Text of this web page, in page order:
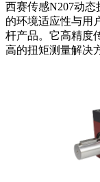
西赛传感N207动
的环境适应性与用
杆产品。它高精度
高的扭矩测量解决